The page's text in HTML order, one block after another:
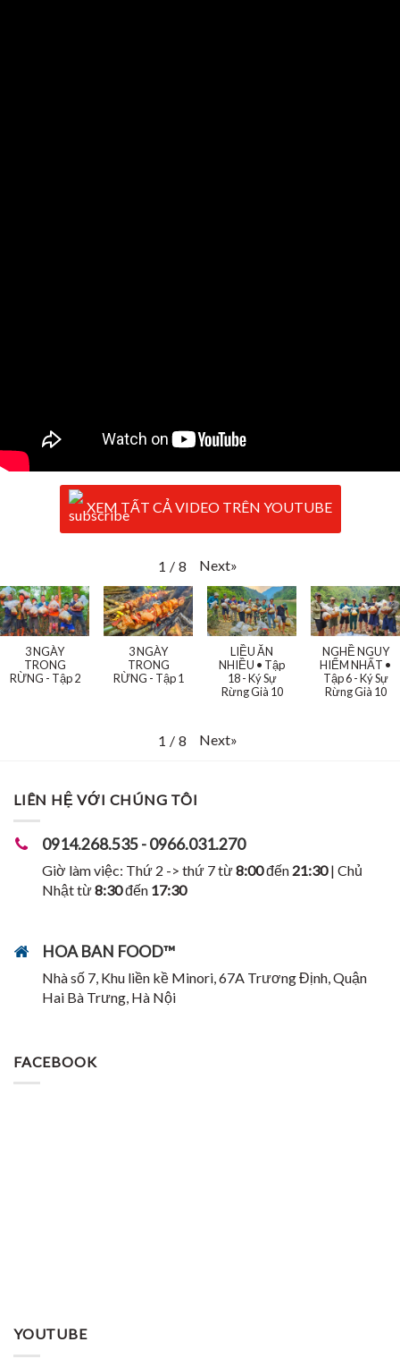
XEM TẤT CẢ VIDEO TRÊN YOUTUBE
1 / 8 Next»
3 NGÀY
TRONG
RỪNG - Tập 2
3 NGÀY
TRONG
RỪNG - Tập 1
LIỀU ĂN
NHIỀU • Tập
18 - Ký Sự
Rừng Già 10
NGHỀ NGUY
HIỂM NHẤT •
Tập 6 - Ký Sự
Rừng Già 10
1 / 8 Next»
LIÊN HỆ VỚI CHÚNG TÔI
0914.268.535 - 0966.031.270
Giờ làm việc: Thứ 2 -> thứ 7 từ8:00đến 21:30| Chủ
Nhật từ8:30đến 17:30
HOA BAN FOOD™
Nhà số 7, Khu liền kề Minori, 67A Trương Định, Quận
Hai Bà Trưng, Hà Nội
FACEBOOK
YOUTUBE